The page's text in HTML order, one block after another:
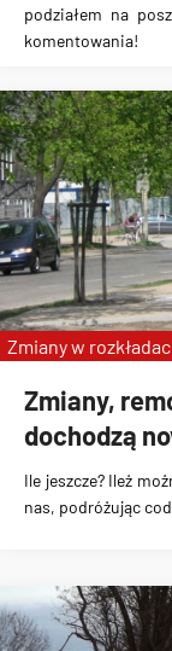
podziałem na
komentowania!
Zmiany,
dochodzą
Ile jeszcze? Ileż
nas, podróżując
Zmiany w